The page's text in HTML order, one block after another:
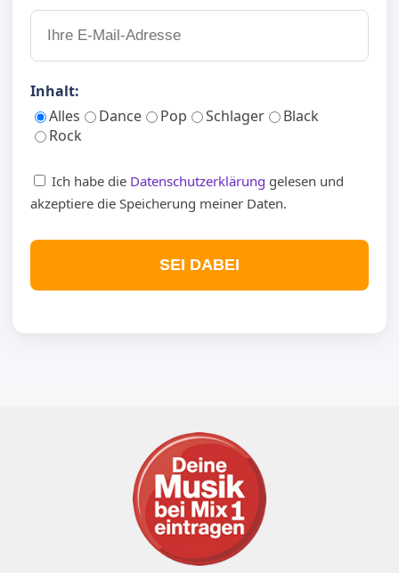
Inhalt:
Alles
Dance Pop Schlager
Black
Rock
Ich habe die Datenschutzerklärung gelesen und
akzeptiere die Speicherung meiner Daten.
SEI DABEI